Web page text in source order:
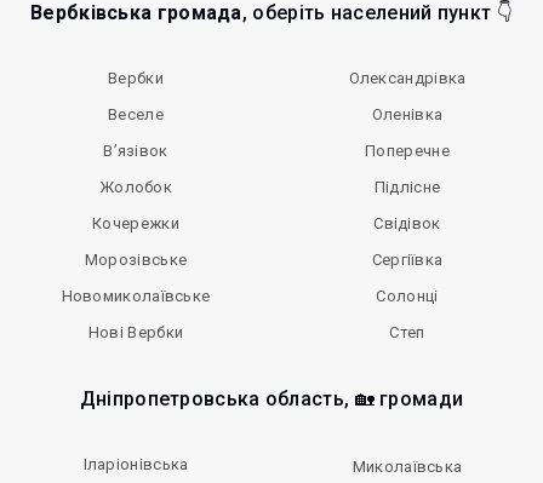
Вербківська громада, оберіть населений пункт 👇
Вербки
Веселе
В’язівок
Жолобок
Кочережки
Морозівське
Новомиколаївське
Нові Вербки
Олександрівка
Оленівка
Поперечне
Підлісне
Свідівок
Сергіївка
Солонці
Степ
Дніпропетровська область, 🏡 громади
Іларіонівська
Миколаївська